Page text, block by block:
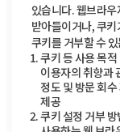
있습니다. 웹브라
받아들이거나, 쿠
쿠키를 거부할 수
쿠키 등 사용 목
이용자의 취향과
정도 및 방문 회
제공
쿠키 설정 거부